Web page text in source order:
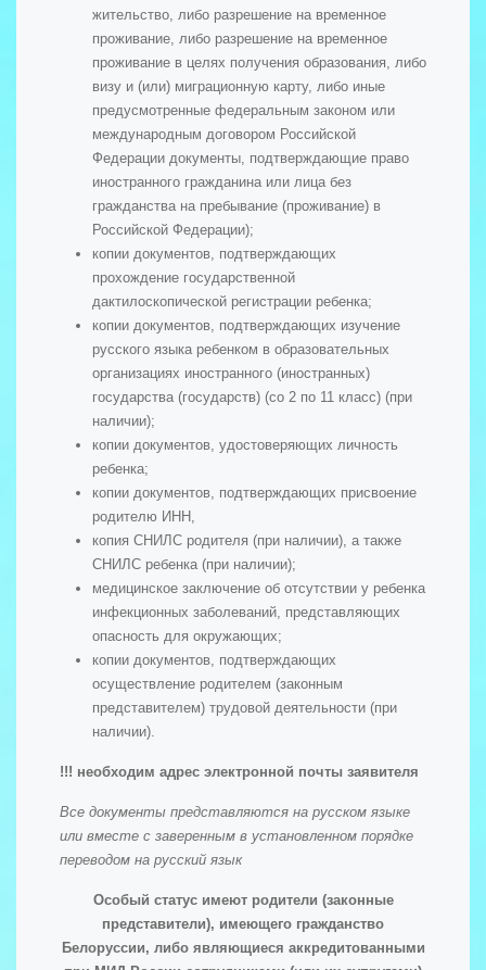
жительство, либо разрешение на временное
проживание, либо разрешение на временное
проживание в целях получения образования, либо
визу и (или) миграционную карту, либо иные
предусмотренные федеральным законом или
международным договором Российской
Федерации документы, подтверждающие право
иностранного гражданина или лица без
гражданства на пребывание (проживание) в
Российской Федерации);
копии документов, подтверждающих
прохождение государственной
дактилоскопической регистрации ребенка;
копии документов, подтверждающих изучение
русского языка ребенком в образовательных
организациях иностранного (иностранных)
государства (государств) (со 2 по 11 класс) (при
наличии);
копии документов, удостоверяющих личность
ребенка;
копии документов, подтверждающих присвоение
родителю ИНН,
копия СНИЛС родителя (при наличии), а также
СНИЛС ребенка (при наличии);
медицинское заключение об отсутствии у ребенка
инфекционных заболеваний, представляющих
опасность для окружающих;
копии документов, подтверждающих
осуществление родителем (законным
представителем) трудовой деятельности (при
наличии).
!!! необходим адрес электронной почты заявителя
Все документы представляются на русском языке
или вместе с заверенным в установленном порядке
переводом на русский язык
Особый статус имеют родители (законные
представители), имеющего гражданство
Белоруссии, либо являющиеся аккредитованными